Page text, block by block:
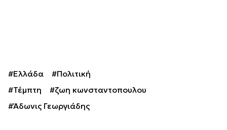
#Ελλάδα
#Πολιτική
#Τέμπτη
#ζωη κωνσταντοπουλου
#Άδωνις Γεωργιάδης